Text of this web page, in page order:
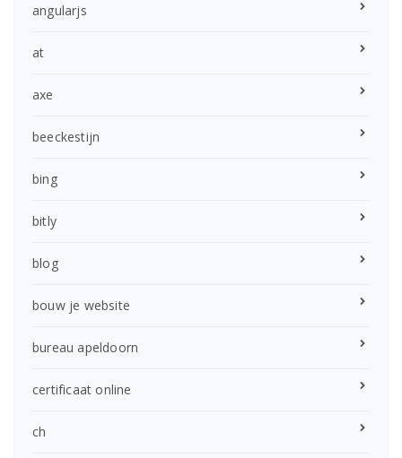
angularjs
at
axe
beeckestijn
bing
bitly
blog
bouw je website
bureau apeldoorn
certificaat online
ch